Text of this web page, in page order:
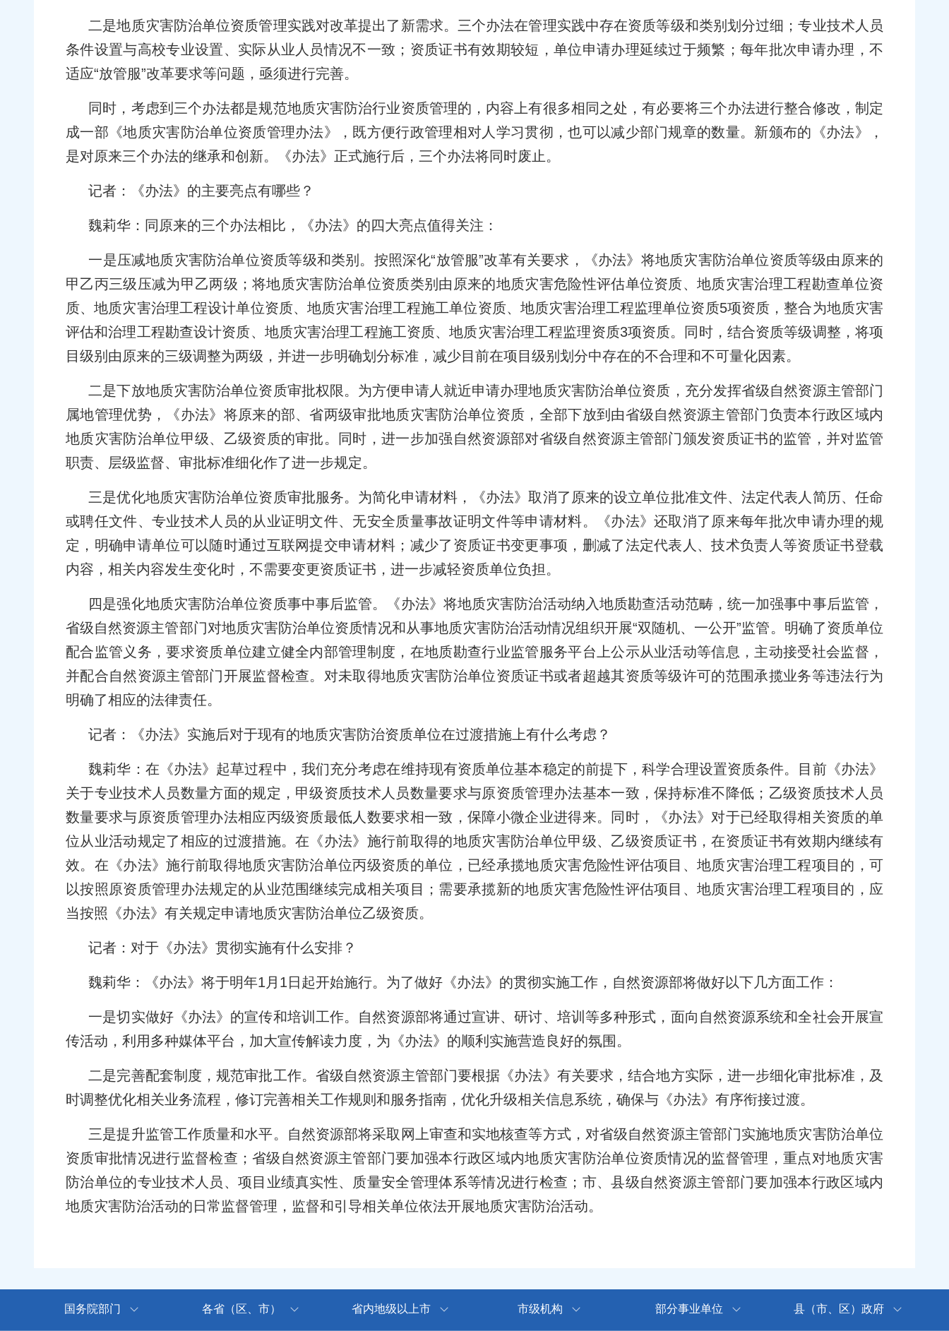
二是地质灾害防治单位资质管理实践对改革提出了新需求。三个办法在管理实践中存在资质等级和类别划分过细；专业技术人员
条件设置与高校专业设置、实际从业人员情况不一致；资质证书有效期较短，单位申请办理延续过于频繁；每年批次申请办理，不
适应“放管服”改革要求等问题，亟须进行完善。
同时，考虑到三个办法都是规范地质灾害防治行业资质管理的，内容上有很多相同之处，有必要将三个办法进行整合修改，制定
成一部《地质灾害防治单位资质管理办法》，既方便行政管理相对人学习贯彻，也可以减少部门规章的数量。新颁布的《办法》，
是对原来三个办法的继承和创新。《办法》正式施行后，三个办法将同时废止。
记者：《办法》的主要亮点有哪些？
魏莉华：同原来的三个办法相比，《办法》的四大亮点值得关注：
一是压减地质灾害防治单位资质等级和类别。按照深化“放管服”改革有关要求，《办法》将地质灾害防治单位资质等级由原来的
甲乙丙三级压减为甲乙两级；将地质灾害防治单位资质类别由原来的地质灾害危险性评估单位资质、地质灾害治理工程勘查单位资
质、地质灾害治理工程设计单位资质、地质灾害治理工程施工单位资质、地质灾害治理工程监理单位资质5项资质，整合为地质灾害
评估和治理工程勘查设计资质、地质灾害治理工程施工资质、地质灾害治理工程监理资质3项资质。同时，结合资质等级调整，将项
目级别由原来的三级调整为两级，并进一步明确划分标准，减少目前在项目级别划分中存在的不合理和不可量化因素。
二是下放地质灾害防治单位资质审批权限。为方便申请人就近申请办理地质灾害防治单位资质，充分发挥省级自然资源主管部门
属地管理优势，《办法》将原来的部、省两级审批地质灾害防治单位资质，全部下放到由省级自然资源主管部门负责本行政区域内
地质灾害防治单位甲级、乙级资质的审批。同时，进一步加强自然资源部对省级自然资源主管部门颁发资质证书的监管，并对监管
职责、层级监督、审批标准细化作了进一步规定。
三是优化地质灾害防治单位资质审批服务。为简化申请材料，《办法》取消了原来的设立单位批准文件、法定代表人简历、任命
或聘任文件、专业技术人员的从业证明文件、无安全质量事故证明文件等申请材料。《办法》还取消了原来每年批次申请办理的规
定，明确申请单位可以随时通过互联网提交申请材料；减少了资质证书变更事项，删减了法定代表人、技术负责人等资质证书登载
内容，相关内容发生变化时，不需要变更资质证书，进一步减轻资质单位负担。
四是强化地质灾害防治单位资质事中事后监管。《办法》将地质灾害防治活动纳入地质勘查活动范畴，统一加强事中事后监管，
省级自然资源主管部门对地质灾害防治单位资质情况和从事地质灾害防治活动情况组织开展“双随机、一公开”监管。明确了资质单位
配合监管义务，要求资质单位建立健全内部管理制度，在地质勘查行业监管服务平台上公示从业活动等信息，主动接受社会监督，
并配合自然资源主管部门开展监督检查。对未取得地质灾害防治单位资质证书或者超越其资质等级许可的范围承揽业务等违法行为
明确了相应的法律责任。
记者：《办法》实施后对于现有的地质灾害防治资质单位在过渡措施上有什么考虑？
魏莉华：在《办法》起草过程中，我们充分考虑在维持现有资质单位基本稳定的前提下，科学合理设置资质条件。目前《办法》
关于专业技术人员数量方面的规定，甲级资质技术人员数量要求与原资质管理办法基本一致，保持标准不降低；乙级资质技术人员
数量要求与原资质管理办法相应丙级资质最低人数要求相一致，保障小微企业进得来。同时，《办法》对于已经取得相关资质的单
位从业活动规定了相应的过渡措施。在《办法》施行前取得的地质灾害防治单位甲级、乙级资质证书，在资质证书有效期内继续有
效。在《办法》施行前取得地质灾害防治单位丙级资质的单位，已经承揽地质灾害危险性评估项目、地质灾害治理工程项目的，可
以按照原资质管理办法规定的从业范围继续完成相关项目；需要承揽新的地质灾害危险性评估项目、地质灾害治理工程项目的，应
当按照《办法》有关规定申请地质灾害防治单位乙级资质。
记者：对于《办法》贯彻实施有什么安排？
魏莉华：《办法》将于明年1月1日起开始施行。为了做好《办法》的贯彻实施工作，自然资源部将做好以下几方面工作：
一是切实做好《办法》的宣传和培训工作。自然资源部将通过宣讲、研讨、培训等多种形式，面向自然资源系统和全社会开展宣
传活动，利用多种媒体平台，加大宣传解读力度，为《办法》的顺利实施营造良好的氛围。
二是完善配套制度，规范审批工作。省级自然资源主管部门要根据《办法》有关要求，结合地方实际，进一步细化审批标准，及
时调整优化相关业务流程，修订完善相关工作规则和服务指南，优化升级相关信息系统，确保与《办法》有序衔接过渡。
三是提升监管工作质量和水平。自然资源部将采取网上审查和实地核查等方式，对省级自然资源主管部门实施地质灾害防治单位
资质审批情况进行监督检查；省级自然资源主管部门要加强本行政区域内地质灾害防治单位资质情况的监督管理，重点对地质灾害
防治单位的专业技术人员、项目业绩真实性、质量安全管理体系等情况进行检查；市、县级自然资源主管部门要加强本行政区域内
地质灾害防治活动的日常监督管理，监督和引导相关单位依法开展地质灾害防治活动。
国务院部门 各省（区、市） 省内地级以上市 市级机构 部分事业单位 县（市、区）政府